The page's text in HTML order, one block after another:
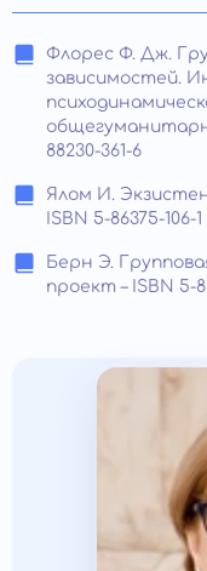
Флорес Ф. Дж.
зависимостей.
88230-361-6
Ялом И.
ISBN 5-86375-106-1
Берн Э.
проект – ISBN 5-